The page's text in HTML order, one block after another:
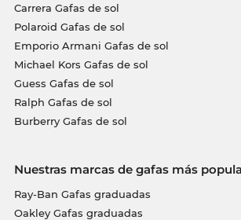
Carrera Gafas de sol
Polaroid Gafas de sol
Emporio Armani Gafas de sol
Michael Kors Gafas de sol
Guess Gafas de sol
Ralph Gafas de sol
Burberry Gafas de sol
Nuestras marcas de gafas más
Ray-Ban Gafas graduadas
Oakley Gafas graduadas